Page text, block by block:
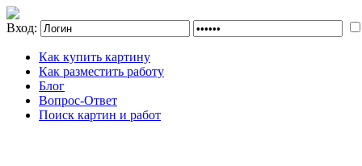
Вход:
Как купить картину
Как разместить работу
Блог
Вопрос-Ответ
Поиск картин и работ